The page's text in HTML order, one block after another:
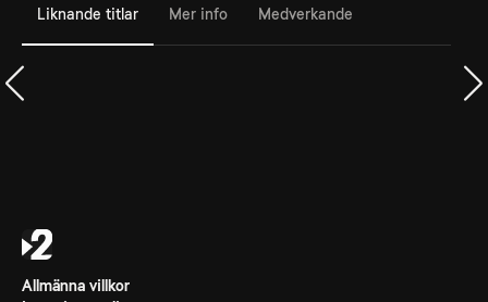
Liknande titlar Mer info Medverkande
Allmänna villkor